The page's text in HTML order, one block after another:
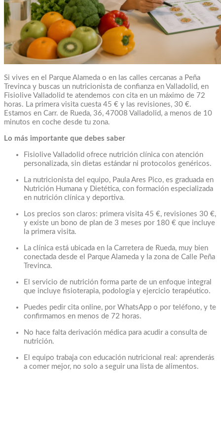
Si vives en el Parque Alameda o en las calles cercanas a Peña
Trevinca y buscas un nutricionista de confianza en Valladolid, en
Fisiolive Valladolid te atendemos con cita en un máximo de 72
horas. La primera visita cuesta 45 € y las revisiones, 30 €.
Estamos en Carr. de Rueda, 36, 47008 Valladolid, a menos de 10
minutos en coche desde tu zona.
Lo más importante que debes saber
Fisiolive Valladolid ofrece nutrición clínica con atención
personalizada, sin dietas estándar ni protocolos genéricos.
La nutricionista del equipo, Paula Ares Pico, es graduada en
Nutrición Humana y Dietética, con formación especializada
en nutrición clínica y deportiva.
Los precios son claros: primera visita 45 €, revisiones 30 €,
y existe un bono de plan de 3 meses por 180 € que incluye
la primera visita.
La clínica está ubicada en la Carretera de Rueda, muy bien
conectada desde el Parque Alameda y la zona de Calle Peña
Trevinca.
El servicio de nutrición forma parte de un enfoque integral
que incluye fisioterapia, podología y ejercicio terapéutico.
Puedes pedir cita online, por WhatsApp o por teléfono, y te
confirmamos en menos de 72 horas.
No hace falta derivación médica para acudir a consulta de
nutrición.
El equipo trabaja con educación nutricional real: aprenderás
a comer mejor, no solo a seguir una lista de alimentos.